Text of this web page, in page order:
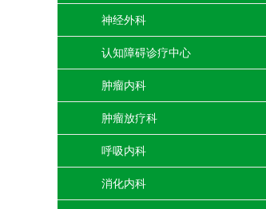
神经外科
认知障碍诊疗中心
肿瘤内科
肿瘤放疗科
呼吸内科
消化内科